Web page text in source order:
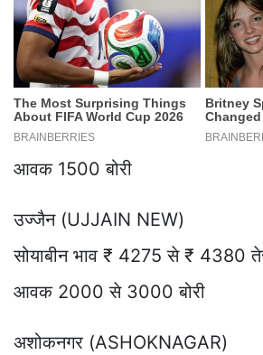
आवक 1500 बोरी
उज्जैन (UJJAIN NEW)
सोयाबीन भाव ₹ 4275 से ₹ 4380
आवक 2000 से 3000 बोरी
अशोकनगर (ASHOKNAGAR)